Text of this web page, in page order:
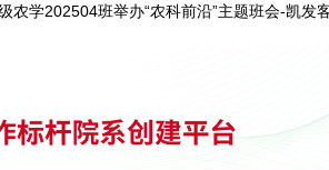
农学202504班举办“农科前沿”主题班会-凯发